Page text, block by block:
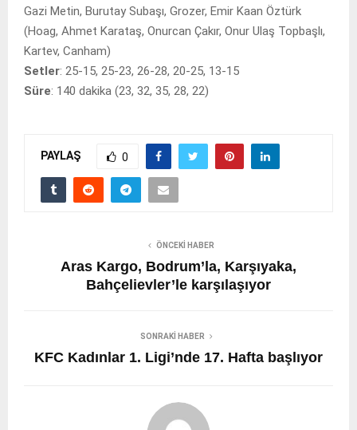
Gazi Metin, Burutay Subaşı, Grozer, Emir Kaan Öztürk
(Hoag, Ahmet Karataş, Onurcan Çakır, Onur Ulaş Topbaşlı,
Kartev, Canham)
Setler: 25-15, 25-23, 26-28, 20-25, 13-15
Süre: 140 dakika (23, 32, 35, 28, 22)
PAYLAŞ 0
ÖNCEKI HABER
Aras Kargo, Bodrum’la, Karşıyaka,
Bahçelievler’le karşılaşıyor
SONRAKI HABER
KFC Kadınlar 1. Ligi’nde 17. Hafta başlıyor